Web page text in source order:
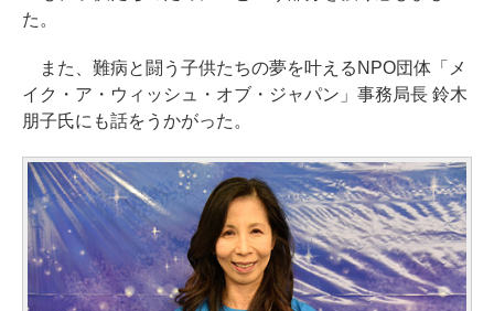
た。
また、難病と闘う子供たちの夢を叶えるNPO団体「メ
イク・ア・ウィッシュ・オブ・ジャパン」事務局長 鈴木
朋子氏にも話をうかがった。